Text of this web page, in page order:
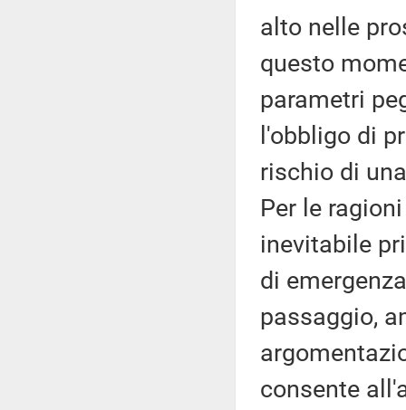
alto nelle
questo
parametri
l'obbligo di
rischio di
Per le
inevitabile
di
passaggio,
consente